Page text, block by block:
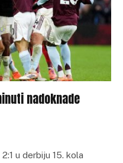
nadoknade
u derbiju 15. kola